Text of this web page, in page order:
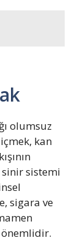
olumsuz
kan
sistemi
sigara ve
önemlidir.